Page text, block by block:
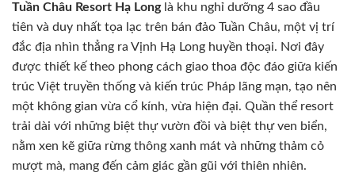
Tuần Châu Resort Hạ Longlà khu nghỉ dưỡng 4 sao đầu
tiên và duy nhất tọa lạc trên bán đảo Tuần Châu, một vị trí
đắc địa nhìn thẳng ra Vịnh Hạ Long huyền thoại. Nơi đây
được thiết kế theo phong cách giao thoa độc đáo giữa kiến
trúc Việt truyền thống và kiến trúc Pháp lãng mạn, tạo nên
một không gian vừa cổ kính, vừa hiện đại. Quần thể resort
trải dài với những biệt thự vườn đồi và biệt thự ven biển,
nằm xen kẽ giữa rừng thông xanh mát và những thảm cỏ
mượt mà, mang đến cảm giác gần gũi với thiên nhiên.